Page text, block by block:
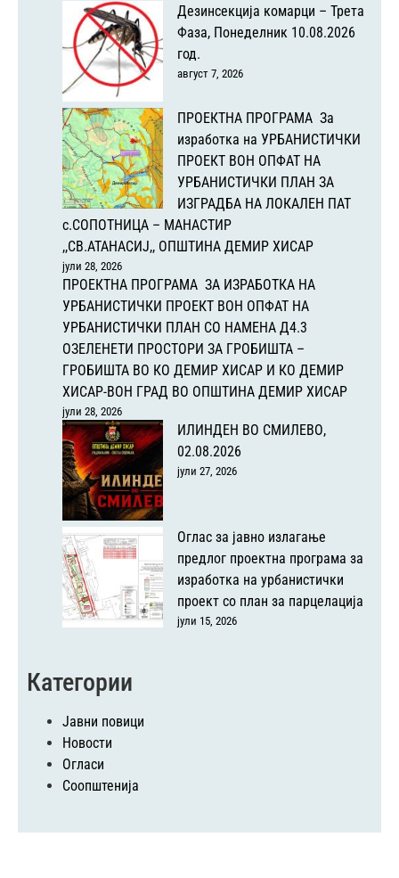
Дезинсекција комарци – Трета
Фаза, Понеделник 10.08.2026
год.
август 7, 2026
ПРОЕКТНА ПРОГРАМА За
изработка на УРБАНИСТИЧКИ
ПРОЕКТ ВОН ОПФАТ НА
УРБАНИСТИЧКИ ПЛАН ЗА
ИЗГРАДБА НА ЛОКАЛЕН ПАТ
с.СОПОТНИЦА – МАНАСТИР
,,СВ.АТАНАСИЈ,, ОПШТИНА ДЕМИР ХИСАР
јули 28, 2026
ПРОЕКТНА ПРОГРАМА ЗА ИЗРАБОТКА НА
УРБАНИСТИЧКИ ПРОЕКТ ВОН ОПФАТ НА
УРБАНИСТИЧКИ ПЛАН СО НАМЕНА Д4.3
ОЗЕЛЕНЕТИ ПРОСТОРИ ЗА ГРОБИШТА –
ГРОБИШТА ВО КО ДЕМИР ХИСАР И КО ДЕМИР
ХИСАР-ВОН ГРАД ВО ОПШТИНА ДЕМИР ХИСАР
јули 28, 2026
ИЛИНДЕН ВО СМИЛЕВО,
02.08.2026
јули 27, 2026
Оглас за јавно излагање
предлог проектна програма за
изработка на урбанистички
проект со план за парцелација
јули 15, 2026
Категории
Јавни повици
Новости
Огласи
Соопштенија